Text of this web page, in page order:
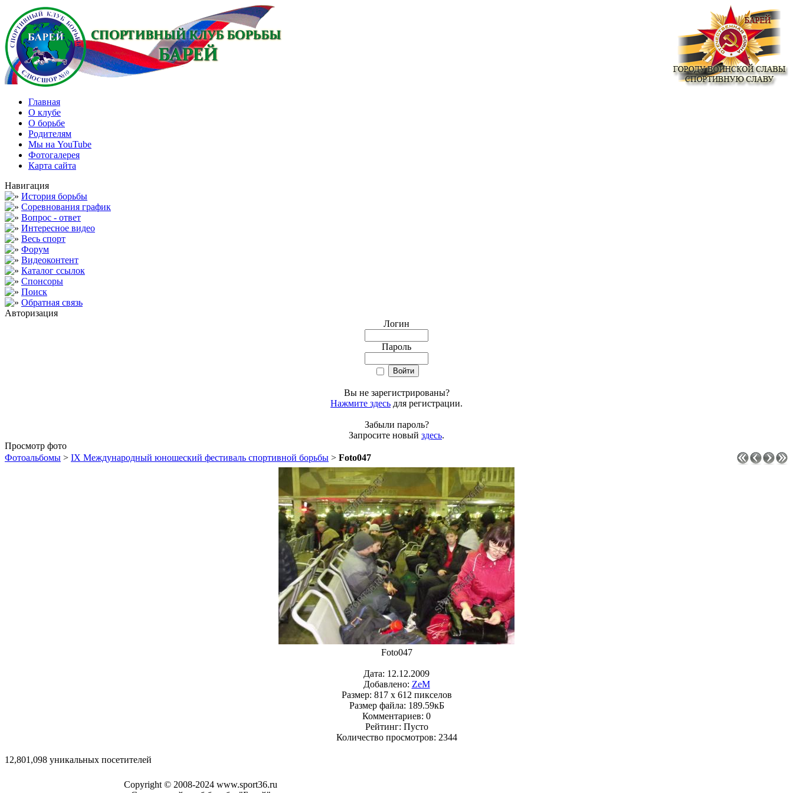
Главная
О клубе
О борьбе
Родителям
Мы на YouTube
Фотогалерея
Карта сайта
Навигация
История борьбы
Соревнования график
Вопрос - ответ
Интересное видео
Весь спорт
Форум
Видеоконтент
Каталог ссылок
Спонсоры
Поиск
Обратная связь
Авторизация
Логин
Пароль
Вы не зарегистрированы?
Нажмите здесь для регистрации.
Забыли пароль?
Запросите новый здесь.
Просмотр фото
Фотоальбомы > IX Международный юношеский фестиваль спортивной борьбы > Foto047
Foto047
Дата: 12.12.2009
Добавлено: ZeM
Размер: 817 x 612 пикселов
Размер файла: 189.59кБ
Комментариев: 0
Рейтинг: Пусто
Количество просмотров: 2344
12,801,098 уникальных посетителей
Copyright © 2008-2024 www.sport36.ru